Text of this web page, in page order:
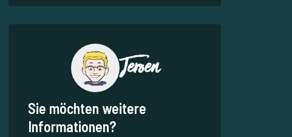
Jeroen
Sie möchten weitere
Informationen?